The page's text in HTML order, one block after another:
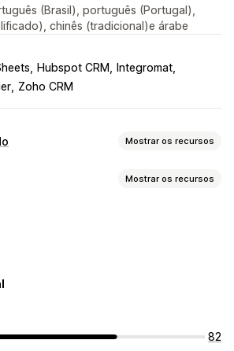
(Brasil), português (Portugal),
chinês (tradicional)e árabe
Hubspot CRM
Integromat
Zoho CRM
Mostrar os recursos
Mostrar os recursos
82